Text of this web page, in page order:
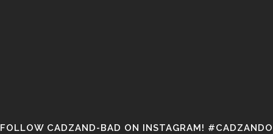
FOLLOW CADZAND-BAD ON INSTAGRAM!